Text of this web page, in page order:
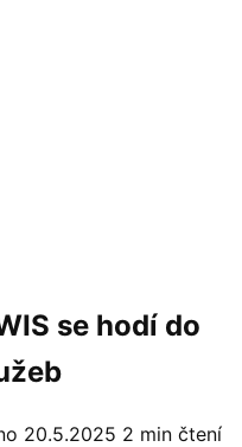
se hodí do
20.5.2025 2 min čtení